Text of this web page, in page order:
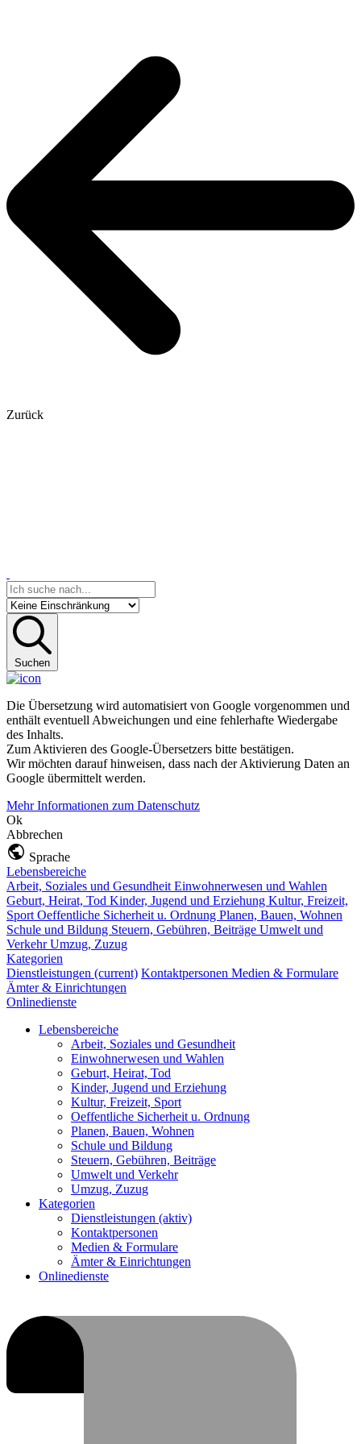
Zurück
Suchen
Die Übersetzung wird automatisiert von Google vorgenommen und
enthält eventuell Abweichungen und eine fehlerhafte Wiedergabe
des Inhalts.
Zum Aktivieren des Google-Übersetzers bitte bestätigen.
Wir möchten darauf hinweisen, dass nach der Aktivierung Daten an
Google übermittelt werden.
Mehr Informationen zum Datenschutz
Ok
Abbrechen
Sprache
Lebensbereiche
Arbeit, Soziales und Gesundheit Einwohnerwesen und Wahlen
Geburt, Heirat, Tod Kinder, Jugend und Erziehung Kultur, Freizeit,
Sport Oeffentliche Sicherheit u. Ordnung Planen, Bauen, Wohnen
Schule und Bildung Steuern, Gebühren, Beiträge Umwelt und
VerkehrUmzug, Zuzug
Kategorien
Dienstleistungen (current) Kontaktpersonen Medien & Formulare
Ämter & Einrichtungen
Onlinedienste
Lebensbereiche
Arbeit, Soziales und Gesundheit
Einwohnerwesen und Wahlen
Geburt, Heirat, Tod
Kinder, Jugend und Erziehung
Kultur, Freizeit, Sport
Oeffentliche Sicherheit u. Ordnung
Planen, Bauen, Wohnen
Schule und Bildung
Steuern, Gebühren, Beiträge
Umwelt und Verkehr
Umzug, Zuzug
Kategorien
Dienstleistungen (aktiv)
Kontaktpersonen
Medien & Formulare
Ämter & Einrichtungen
Onlinedienste